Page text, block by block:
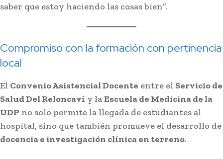
saber que estoy haciendo las cosas bien”.
Compromiso con la formación con pertinencia
local
El Convenio Asistencial Docente entre el Servicio de
Salud Del Reloncaví y laEscuela de Medicina de la
UDP no solo permite la llegada de estudiantes al
hospital, sino que también promueve el desarrollo de
docencia e investigación clínica en terreno.